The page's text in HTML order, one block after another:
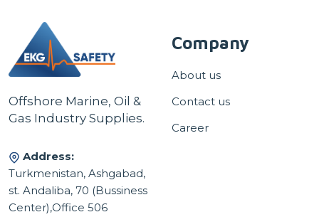
Offshore Marine, Oil &
Gas Industry Supplies.
Address:
Turkmenistan, Ashgabad,
st. Andaliba, 70 (Bussiness
Center),Office 506
Company
About us
Contact us
Career